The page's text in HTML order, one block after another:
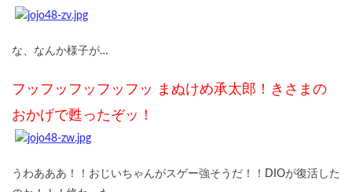
な、なんか様子が…
フッフッフッフッフッ まぬけめ承太郎！きさまの
おかげで甦ったぞッ！
うわあああ！！おじいちゃんがスゲー強そうだ！！DIOが復活した